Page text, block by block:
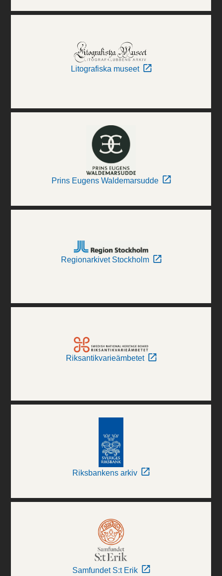
Litografiska museet
Prins Eugens Waldemarsudde
Regionarkivet Stockholm
Riksantikvarieämbetet
Riksbankens arkiv
Samfundet S:t Erik